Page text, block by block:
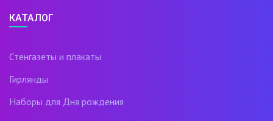
КАТАЛОГ
Стенгазеты и плакаты
Гирлянды
Наборы для Дня рождения